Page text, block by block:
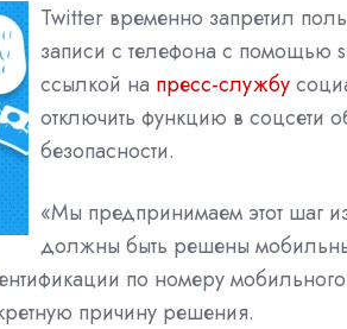
Twitter временно запретил
записи с телефона с помощью
ссылкой на пресс-службу
отключить функцию в соцсети
безопасности.
«Мы предпринимаем этот шаг
должны быть решены
по номеру
причину решения.